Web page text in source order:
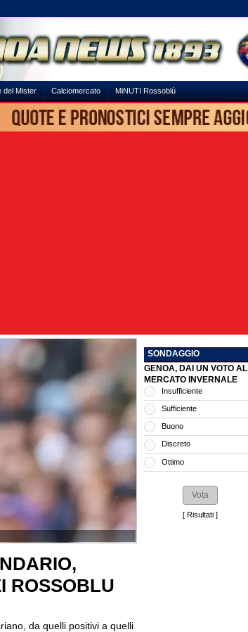
del Mister Calciomercato MiNUTI Rossoblù
ROSSOBLU
da quelli positivi a quelli
SONDAGGIO
GENOA, DAI UN VOTO AL
MERCATO INVERNALE
Insufficiente
Sufficiente
Buono
Discreto
Ottimo
[ Risultati ]